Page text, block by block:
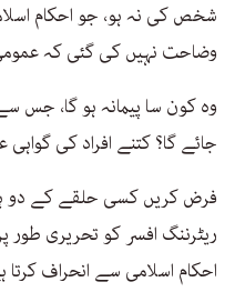
شخص کی نہ ہو، جو احکام
وضاحت نہیں کی گئی کہ
وہ کون سا پیمانہ ہو گا،
جائے گا؟ کتنے افراد کی
فرض کریں کسی حلقے کے دو
ریٹرننگ افسر کو تحریری طور
احکام اسلامی سے انحراف کرتا